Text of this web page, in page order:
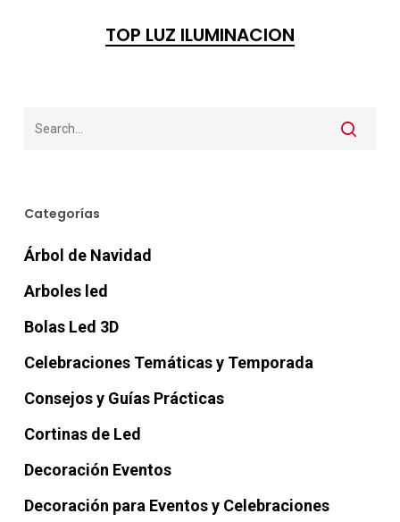
TOP LUZ ILUMINACION
Categorías
Árbol de Navidad
Arboles led
Bolas Led 3D
Celebraciones Temáticas y Temporada
Consejos y Guías Prácticas
Cortinas de Led
Decoración Eventos
Decoración para Eventos y Celebraciones